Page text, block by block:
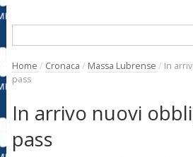
Home / Cronaca / Massa Lubrense / In
pass
In arrivo nuovi
pass